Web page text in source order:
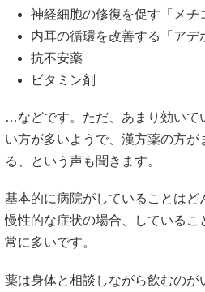
神経細胞の修復を促す「メチ
内耳の循環を改善する「アデ
抗不安薬
ビタミン剤
…などです。ただ、あまり効いて
い方が多いようで、漢方薬の方が
る、という声も聞きます。
基本的に病院がしていることはど
慢性的な症状の場合、している
常に多いです。
薬は身体と相談しながら飲むの